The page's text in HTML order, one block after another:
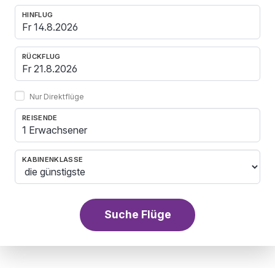
HINFLUG
RÜCKFLUG
Nur Direktflüge
REISENDE
1 Erwachsener
KABINENKLASSE
Suche Flüge